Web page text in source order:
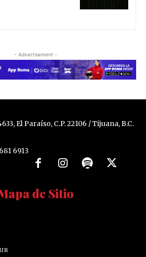
- Advertisement -
El Paraíso, C.P. 22106 / Tijuana, B.C.
6913
de Sitio